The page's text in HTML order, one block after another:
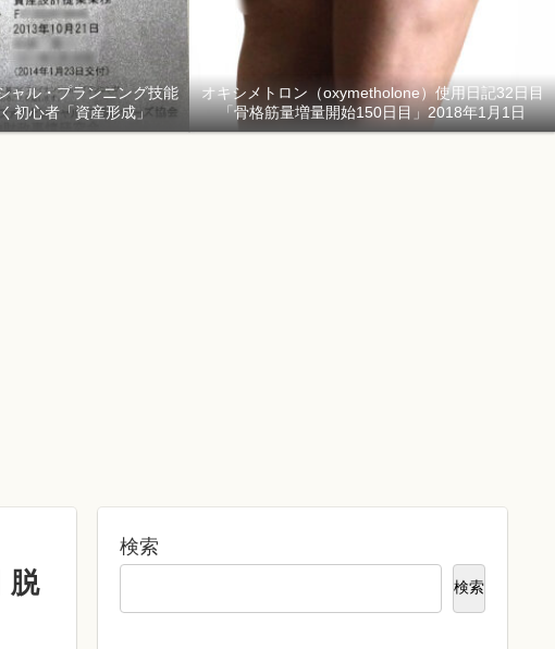
ャル・プランニング技能
初心者「資産形成」
オキシメトロン（oxymetholone）使用日記32日目
「骨格筋量増量開始150日目」2018年1月1日
脱
検索
検索